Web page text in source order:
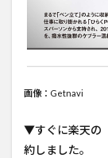
ン」
3
ケブ
4
パ
画像：Getnavi
▼すぐに楽天の
約しました。